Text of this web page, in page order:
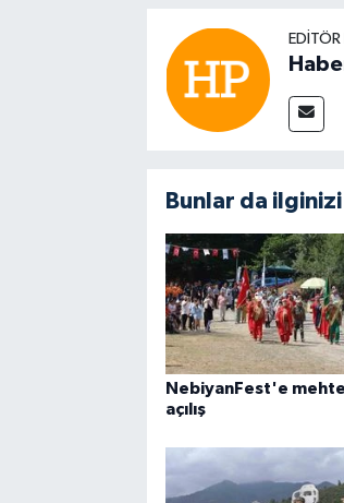
Bunlar da
NebiyanFest'e
açılış